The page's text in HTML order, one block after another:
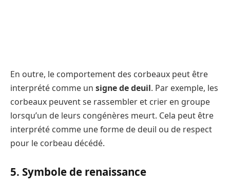
En outre, le comportement des corbeaux peut être
interprété comme un signe de deuil. Par exemple, les
corbeaux peuvent se rassembler et crier en groupe
lorsqu’un de leurs congénères meurt. Cela peut être
interprété comme une forme de deuil ou de respect
pour le corbeau décédé.
5. Symbole de renaissance